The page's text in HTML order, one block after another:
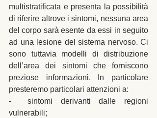
multistratificata e presenta la possibilità
di riferire altrove i sintomi, nessuna area
del corpo sarà esente da essi in seguito
ad una lesione del sistema nervoso. Ci
sono tuttavia modelli di distribuzione
dell’area dei sintomi che forniscono
preziose informazioni. In particolare
presteremo particolari attenzioni a:
-  sintomi derivanti dalle regioni
vulnerabili;